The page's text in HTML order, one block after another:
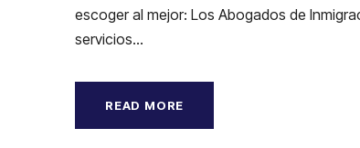
escoger al mejor: Los Abogados de
servicios...
READ MORE